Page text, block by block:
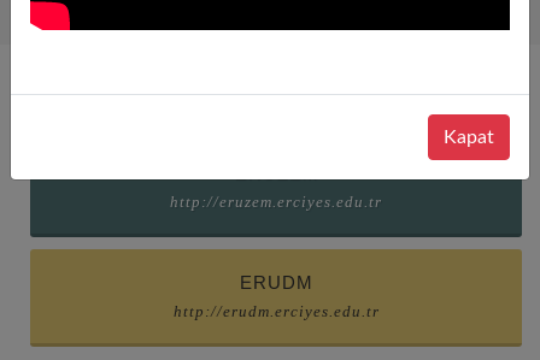
http://eruzem.erciyes.edu.tr
ERUDM
http://erudm.erciyes.edu.tr
Kapat